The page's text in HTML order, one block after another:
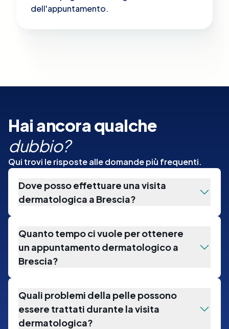
dell'appuntamento.
Hai ancora qualche
dubbio?
Qui trovi le risposte alle domande più frequenti.
Dove posso effettuare una visita
dermatologica a Brescia?
Quanto tempo ci vuole per ottenere
un appuntamento dermatologico a
Brescia?
Quali problemi della pelle possono
essere trattati durante la visita
dermatologica?